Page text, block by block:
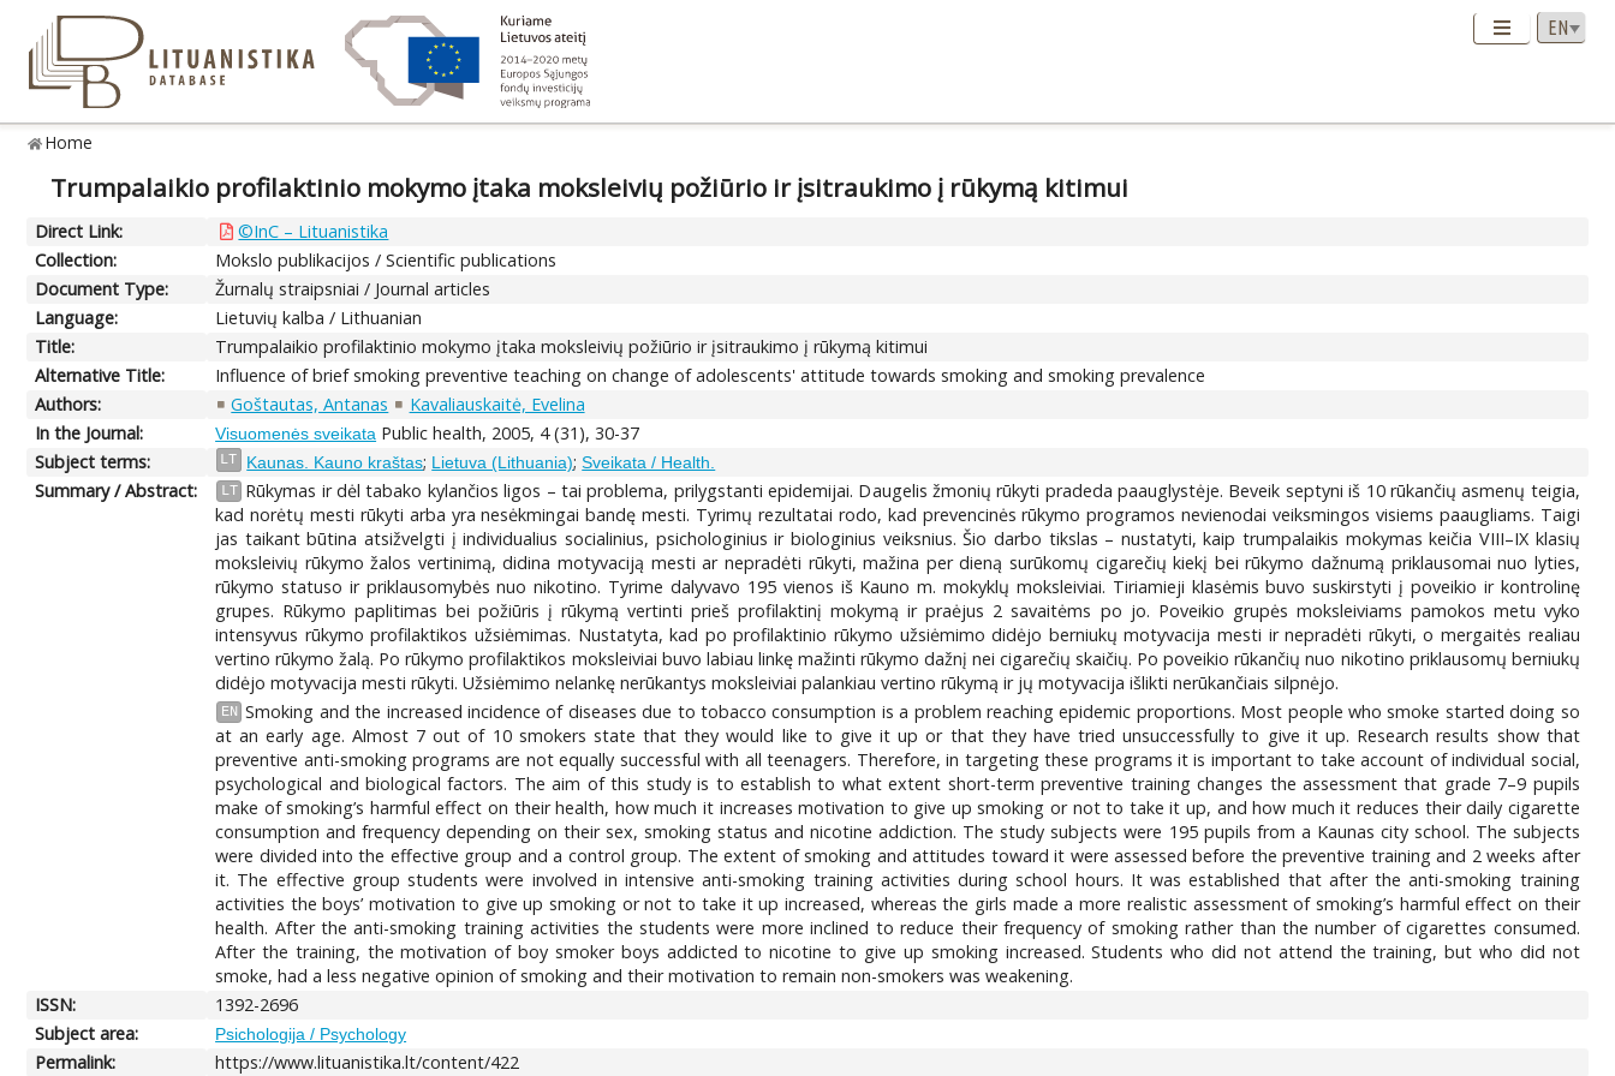
Home
Trumpalaikio profilaktinio mokymo įtaka moksleivių požiūrio ir įsitraukimo į rūkymą kitimui
Direct Link:
©InC – Lituanistika
Collection:
Mokslo publikacijos / Scientific publications
Document Type:
Žurnalų straipsniai / Journal articles
Language:
Lietuvių kalba / Lithuanian
Title:
Trumpalaikio profilaktinio mokymo įtaka moksleivių požiūrio ir įsitraukimo į rūkymą kitimui
Alternative Title:
Influence of brief smoking preventive teaching on change of adolescents' attitude towards smoking and smoking prevalence
Authors:
Goštautas, Antanas
Kavaliauskaitė, Evelina
In the Journal:
Visuomenės sveikata Public health, 2005, 4 (31), 30-37
Subject terms:
LT Kaunas. Kauno kraštas; Lietuva (Lithuania);Sveikata / Health.
Summary / Abstract: LT Rūkymas ir dėl tabako kylančios ligos – tai problema, prilygstanti epidemijai. Daugelis žmonių rūkyti pradeda paauglystėje. Beveik septyni iš 10 rūkančių asmenų teigia,
kad norėtų mesti rūkyti arba yra nesėkmingai bandę mesti. Tyrimų rezultatai rodo, kad prevencinės rūkymo programos nevienodai veiksmingos visiems paaugliams. Taigi
jas taikant būtina atsižvelgti į individualius socialinius, psichologinius ir biologinius veiksnius. Šio darbo tikslas – nustatyti, kaip trumpalaikis mokymas keičia VIII–IX klasių
moksleivių rūkymo žalos vertinimą, didina motyvaciją mesti ar nepradėti rūkyti, mažina per dieną surūkomų cigarečių kiekį bei rūkymo dažnumą priklausomai nuo lyties,
rūkymo statuso ir priklausomybės nuo nikotino. Tyrime dalyvavo 195 vienos iš Kauno m. mokyklų moksleiviai. Tiriamieji klasėmis buvo suskirstyti į poveikio ir kontrolinę
grupes. Rūkymo paplitimas bei požiūris į rūkymą vertinti prieš profilaktinį mokymą ir praėjus 2 savaitėms po jo. Poveikio grupės moksleiviams pamokos metu vyko
intensyvus rūkymo profilaktikos užsiėmimas. Nustatyta, kad po profilaktinio rūkymo užsiėmimo didėjo berniukų motyvacija mesti ir nepradėti rūkyti, o mergaitės realiau
vertino rūkymo žalą. Po rūkymo profilaktikos moksleiviai buvo labiau linkę mažinti rūkymo dažnį nei cigarečių skaičių. Po poveikio rūkančių nuo nikotino priklausomų berniukų
didėjo motyvacija mesti rūkyti. Užsiėmimo nelankę nerūkantys moksleiviai palankiau vertino rūkymą ir jų motyvacija išlikti nerūkančiais silpnėjo.
EN Smoking and the increased incidence of diseases due to tobacco consumption is a problem reaching epidemic proportions. Most people who smoke started doing so
at an early age. Almost 7 out of 10 smokers state that they would like to give it up or that they have tried unsuccessfully to give it up. Research results show that
preventive anti-smoking programs are not equally successful with all teenagers. Therefore, in targeting these programs it is important to take account of individual social,
psychological and biological factors. The aim of this study is to establish to what extent short-term preventive training changes the assessment that grade 7–9 pupils
make of smoking’s harmful effect on their health, how much it increases motivation to give up smoking or not to take it up, and how much it reduces their daily cigarette
consumption and frequency depending on their sex, smoking status and nicotine addiction. The study subjects were 195 pupils from a Kaunas city school. The subjects
were divided into the effective group and a control group. The extent of smoking and attitudes toward it were assessed before the preventive training and 2 weeks after
it. The effective group students were involved in intensive anti-smoking training activities during school hours. It was established that after the anti-smoking training
activities the boys’ motivation to give up smoking or not to take it up increased, whereas the girls made a more realistic assessment of smoking’s harmful effect on their
health. After the anti-smoking training activities the students were more inclined to reduce their frequency of smoking rather than the number of cigarettes consumed.
After the training, the motivation of boy smoker boys addicted to nicotine to give up smoking increased. Students who did not attend the training, but who did not
smoke, had a less negative opinion of smoking and their motivation to remain non-smokers was weakening.
ISSN:
1392-2696
Subject area:
Psichologija / Psychology
Permalink: https://www.lituanistika.lt/content/422